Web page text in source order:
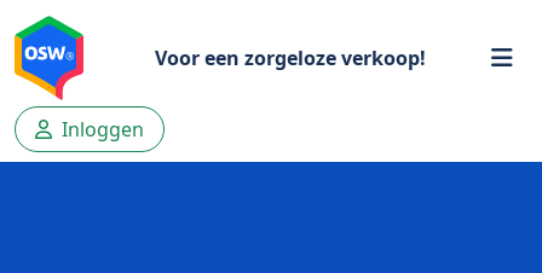
Voor een zorgeloze verkoop!
Inloggen